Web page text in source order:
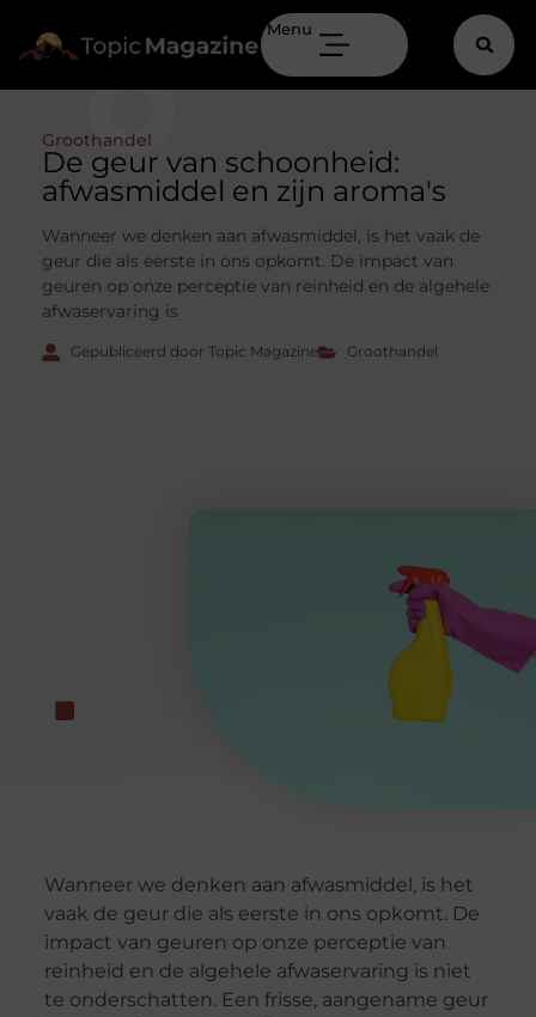
Menu
Groothandel
De geur van schoonheid:
afwasmiddel en zijn aroma's
Wanneer we denken aan afwasmiddel, is het vaak de
geur die als eerste in ons opkomt. De impact van
geuren op onze perceptie van reinheid en de algehele
afwaservaring is
Gepubliceerd door Topic Magazine Groothandel
Wanneer we denken aan afwasmiddel, is het
vaak de geur die als eerste in ons opkomt. De
impact van geuren op onze perceptie van
reinheid en de algehele afwaservaring is niet
te onderschatten. Een frisse, aangename geur